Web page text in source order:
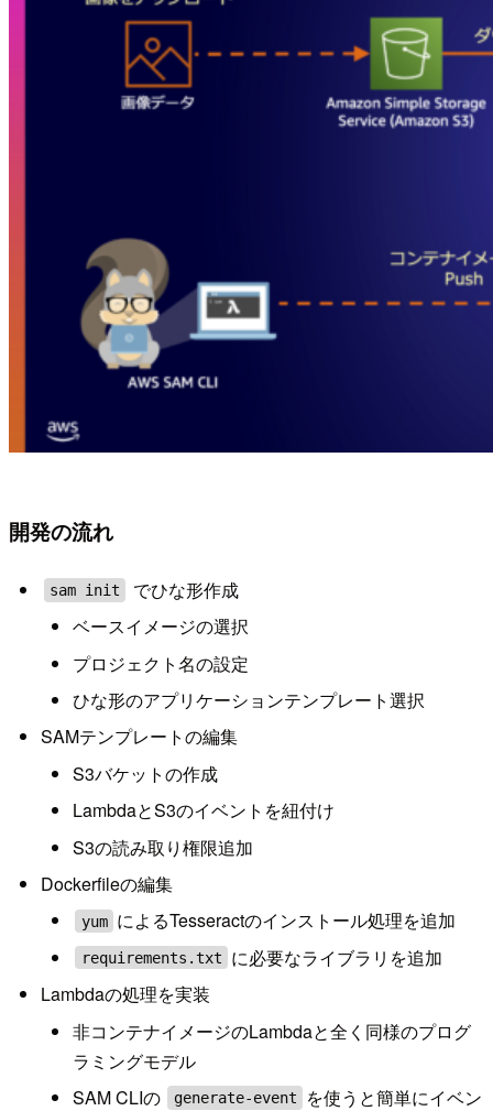
開発の流れ
sam init
でひな形作成
ベースイメージの選択
プロジェクト名の設定
ひな形のアプリケーションテンプレート選択
SAMテンプレートの編集
S3バケットの作成
LambdaとS3のイベントを紐付け
S3の読み取り権限追加
Dockerfileの編集
yum によるTesseractのインストール処理を追加
requirements.txt
に必要なライブラリを追加
Lambdaの処理を実装
非コンテナイメージのLambdaと全く同様のプログ
ラミングモデル
SAM CLIの
generate-event
を使うと簡単にイベン